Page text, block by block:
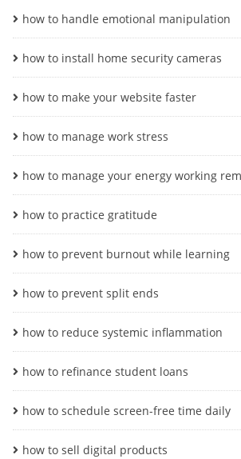
how to handle emotional manipulation
how to install home security cameras
how to make your website faster
how to manage work stress
how to manage your energy working
how to practice gratitude
how to prevent burnout while learning
how to prevent split ends
how to reduce systemic inflammation
how to refinance student loans
how to schedule screen-free time daily
how to sell digital products